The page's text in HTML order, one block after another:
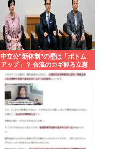
中立公”新体制”の壁は「ボトム
アップ」？ 合流のカギ握る立憲